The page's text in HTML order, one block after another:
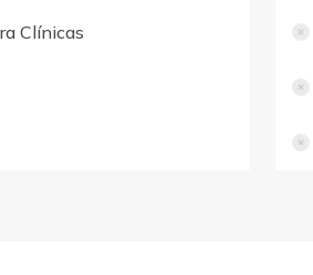
Clínicas